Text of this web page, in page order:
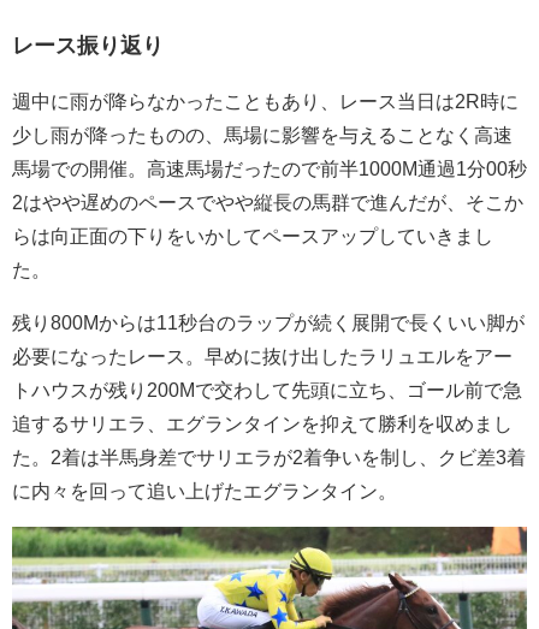
レース振り返り
週中に雨が降らなかったこともあり、レース当日は2R時に
少し雨が降ったものの、馬場に影響を与えることなく高速
馬場での開催。高速馬場だったので前半1000M通過1分00秒
2はやや遅めのペースでやや縦長の馬群で進んだが、そこか
らは向正面の下りをいかしてペースアップしていきまし
た。
残り800Mからは11秒台のラップが続く展開で長くいい脚が
必要になったレース。早めに抜け出したラリュエルをアー
トハウスが残り200Mで交わして先頭に立ち、ゴール前で急
追するサリエラ、エグランタインを抑えて勝利を収めまし
た。2着は半馬身差でサリエラが2着争いを制し、クビ差3着
に内々を回って追い上げたエグランタイン。